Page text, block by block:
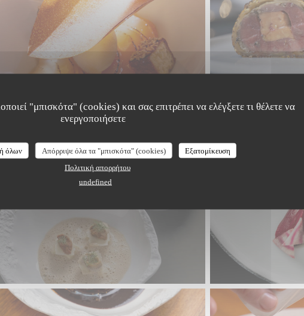
"μπισκότα" (cookies) και σας επιτρέπει να ελέγξετε τι θέλετε να
ενεργοποιήσετε
όλων Απόρριψε όλα τα "μπισκότα" (cookies)
Εξατομίκευση
Πολιτική απορρήτου
undefined